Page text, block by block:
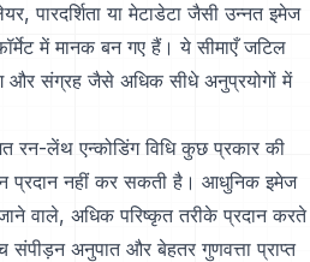
पारदर्शिता या मेटाडेटा जैसी उन्नत इमेज
में मानक बन गए हैं। ये सीमाएँ जटिल
और संग्रह जैसे अधिक सीधे अनुप्रयोगों में
रन-लेंथ एन्कोडिंग विधि कुछ प्रकार की
प्रदान नहीं कर सकती है। आधुनिक इमेज
वाले, अधिक परिष्कृत तरीके प्रदान करते
अनुपात और बेहतर गुणवत्ता प्राप्त